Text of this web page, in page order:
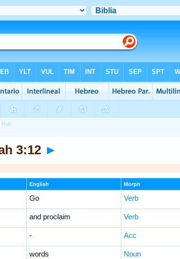
3:12 ►
English Morph
Go Verb
and proclaim Verb
- Acc
words Noun